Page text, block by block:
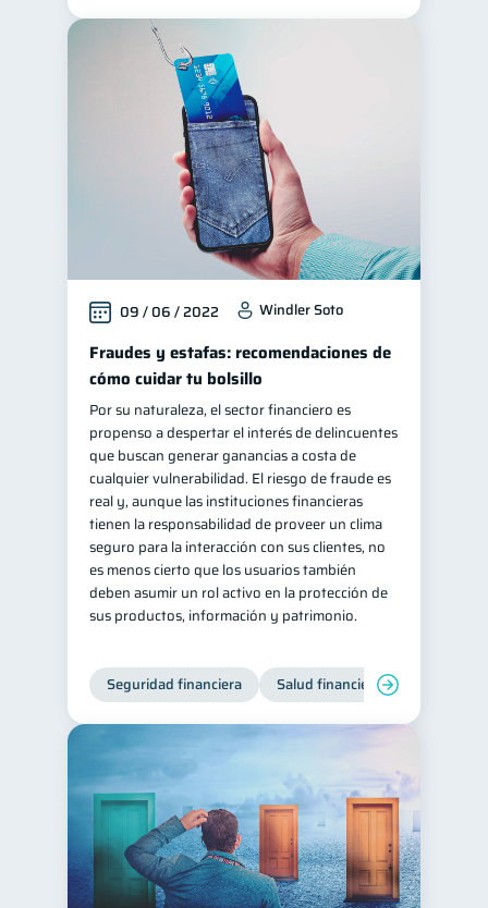
09 / 06 / 2022 Windler Soto
Fraudes y estafas: recomendaciones de
cómo cuidar tu bolsillo
Por su naturaleza, el sector financiero es
propenso a despertar el interés de delincuentes
que buscan generar ganancias a costa de
cualquier vulnerabilidad. El riesgo de fraude es
real y, aunque las instituciones financieras
tienen la responsabilidad de proveer un clima
seguro para la interacción con sus clientes, no
es menos cierto que los usuarios también
deben asumir un rol activo en la protección de
sus productos, información y patrimonio.
Seguridad financiera Salud financiera